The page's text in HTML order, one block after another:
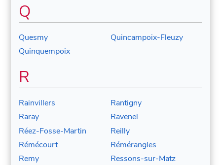
Q
Quesmy
Quincampoix-Fleuzy
Quinquempoix
R
Rainvillers
Rantigny
Raray
Ravenel
Réez-Fosse-Martin
Reilly
Rémécourt
Rémérangles
Remy
Ressons-sur-Matz